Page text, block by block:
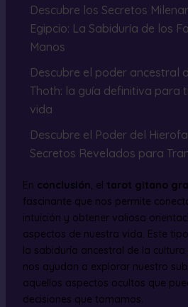
Descubre los Secretos
Egipcio: La Sabiduría de los
Manos
Descubre el poder ancestral
Thoth: la guía definitiva para
vida
Descubre el Poder del
Secretos Revelados para
En conclusión, el tarot gitano
fascinante que nos permite
intuición y obtener valiosa
aspectos de nuestra vida. Este
la sabiduría ancestral de la
nos ayudan a explorar nuestro
aquellos aspectos ocultos que
decisiones que tomamos.